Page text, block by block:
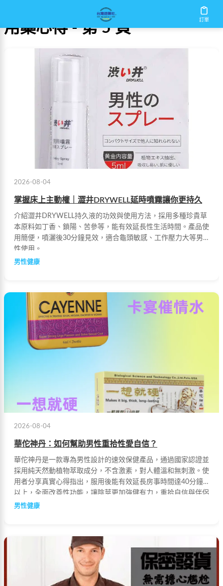
訂單
用藥心得 - 第 5 頁
2026-08-04
掌握床上主動權｜澀井DRYWELL延時噴霧讓你更持久
介紹澀井DRYWELL持久液的功效與使用方法，採用多種珍貴草
本原料如丁香、鎖陽、苦參等，能有效延長性生活時間。產品使
用簡便，噴灑後30分鐘見效，適合龜頭敏感、工作壓力大等男
性使用。
男性健康
2026-08-04
華佗神丹：如何幫助男性重拾性愛自信？
華佗神丹是一款專為男性設計的速效保健產品，通過國家認證並
採用純天然動植物萃取成分，不含激素，對人體溫和無刺激。使
用者分享真實心得指出，服用後能有效延長房事時間達40分鐘
以上，全面改善性功能，讓陰莖更加強健有力，重拾自信與伴侶
的幸福生活。
男性健康